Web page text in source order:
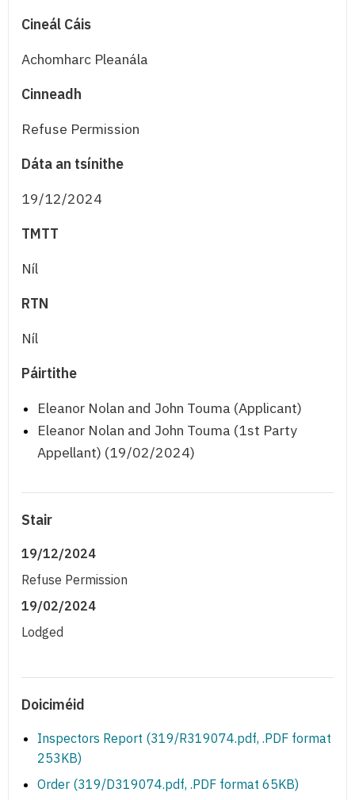
Cineál Cáis
Achomharc Pleanála
Cinneadh
Refuse Permission
Dáta an tsínithe
19/12/2024
TMTT
Níl
RTN
Níl
Páirtithe
Eleanor Nolan and John Touma (Applicant)
Eleanor Nolan and John Touma (1st Party
Appellant) (19/02/2024)
Stair
19/12/2024
Refuse Permission
19/02/2024
Lodged
Doiciméid
Inspectors Report (319/R319074.pdf, .PDF format
253KB)
Order (319/D319074.pdf, .PDF format 65KB)